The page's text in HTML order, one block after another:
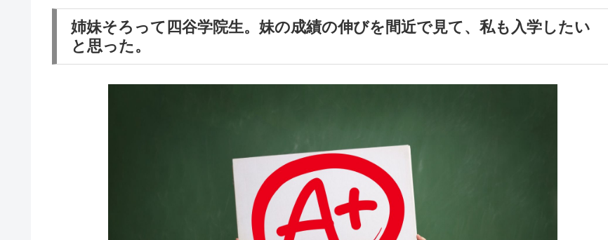
姉妹そろって四谷学院生。妹の成績の伸びを間近で見て、私も入学したい
と思った。